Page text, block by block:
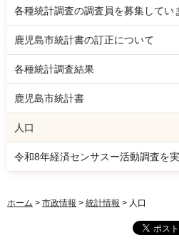
各種統計調査の調査員を募集してい
鹿児島市統計書の訂正について
各種統計調査結果
鹿児島市統計書
人口
令和8年経済センサスー活動調査を実
ホーム > 市政情報 > 統計情報 > 人口